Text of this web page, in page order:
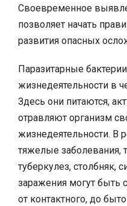
Своевременное
позволяет начать
развития опасных
Паразитарные
жизнедеятельности в
Здесь они питаются,
отравляют организм
жизнедеятельности. В
тяжелые заболевания,
туберкулез, столбняк,
заражения могут
от контактного, до